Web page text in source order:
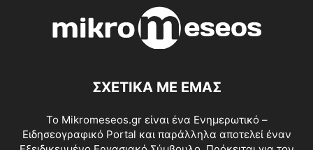
ΣΧΕΤΙΚΑ ΜΕ ΕΜΑΣ
Το Mikromeseos.gr είναι ένα Ενημερωτικό –
Ειδησεογραφικό Portal και παράλληλα αποτελεί έναν